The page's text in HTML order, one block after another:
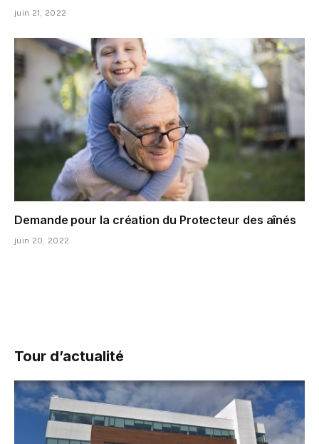
juin 21, 2022
Demande pour la création du Protecteur des aînés
juin 20, 2022
Tour d’actualité